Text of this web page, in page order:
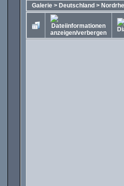
Galerie > Deutschland >